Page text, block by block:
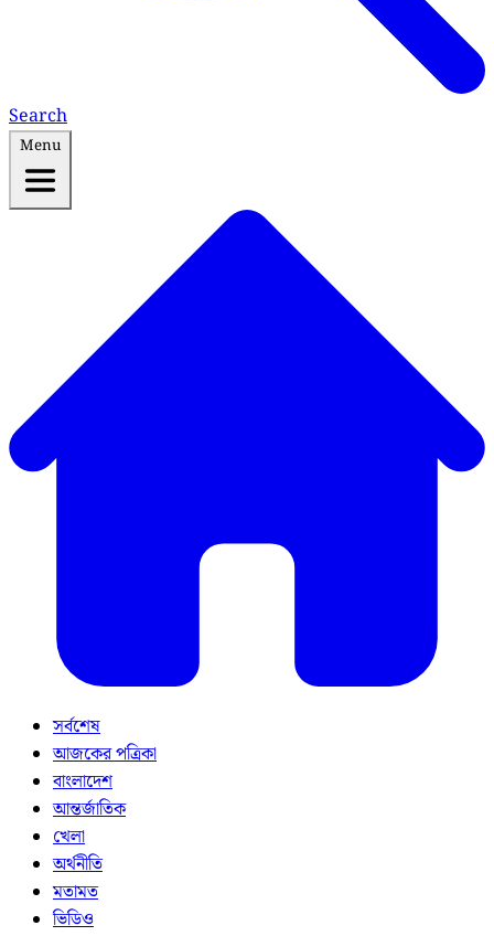
Search
Menu
সর্বশেষ
আজকের পত্রিকা
বাংলাদেশ
আন্তর্জাতিক
খেলা
অর্থনীতি
মতামত
ভিডিও